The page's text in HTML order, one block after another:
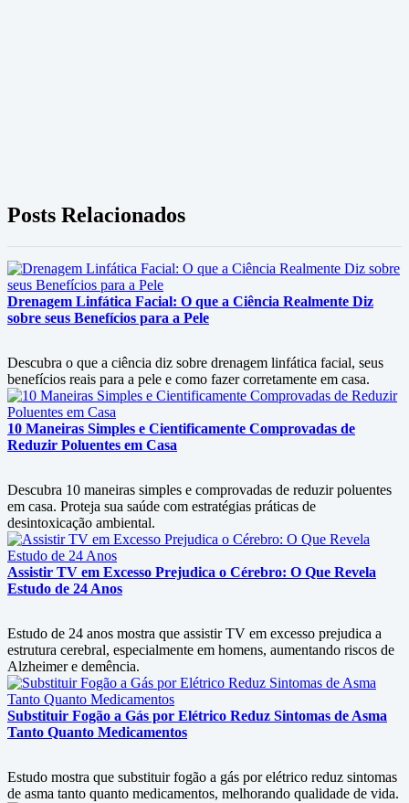
Posts Relacionados
Drenagem Linfática Facial: O que a Ciência Realmente Diz
sobre seus Benefícios para a Pele
Descubra o que a ciência diz sobre drenagem linfática facial, seus
benefícios reais para a pele e como fazer corretamente em casa.
10 Maneiras Simples e Cientificamente Comprovadas de
Reduzir Poluentes em Casa
Descubra 10 maneiras simples e comprovadas de reduzir poluentes
em casa. Proteja sua saúde com estratégias práticas de
desintoxicação ambiental.
Assistir TV em Excesso Prejudica o Cérebro: O Que Revela
Estudo de 24 Anos
Estudo de 24 anos mostra que assistir TV em excesso prejudica a
estrutura cerebral, especialmente em homens, aumentando riscos de
Alzheimer e demência.
Substituir Fogão a Gás por Elétrico Reduz Sintomas de Asma
Tanto Quanto Medicamentos
Estudo mostra que substituir fogão a gás por elétrico reduz sintomas
de asma tanto quanto medicamentos, melhorando qualidade de vida.